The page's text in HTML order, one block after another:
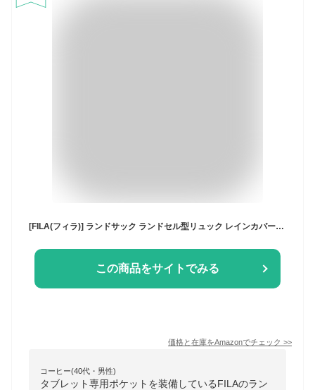
[FILA(フィラ)] ランドサック ランドセル型リュック レインカバー付き 7902 ブラック 01
この商品をサイトでみる
価格と在庫をAmazonでチェック >>
コーヒー(40代・男性)
タブレット専用ポケットを装備しているFILAのラン